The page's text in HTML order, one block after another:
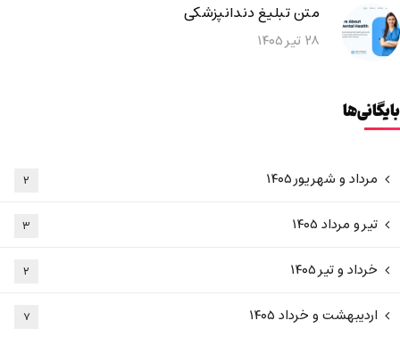
متن تبلیغ دندانپزشکی
۲۸ تیر ۱۴۰۵
بایگانی‌ها
مرداد و شهریور ۱۴۰۵ ۲
تیر و مرداد ۱۴۰۵ ۳
خرداد و تیر ۱۴۰۵ ۲
اردیبهشت و خرداد ۱۴۰۵ ۷